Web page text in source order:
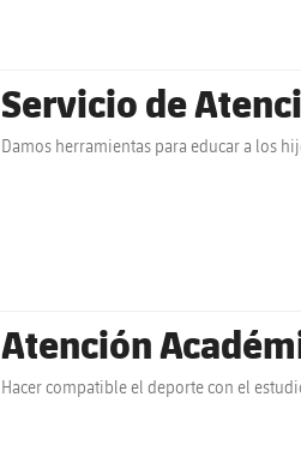
Servicio de
Damos herramientas para educar a los
Atención
Hacer compatible el deporte con el